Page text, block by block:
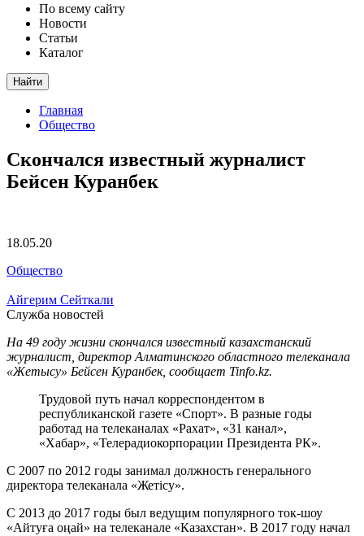
По всему сайту
Новости
Статьи
Каталог
Найти
Главная
Общество
Скончался известный журналист
Бейсен Куранбек
18.05.20
Общество
Айгерим Сейткали
Служба новостей
На 49 году жизни скончался известный казахстанский
журналист, директор Алматинского областного телеканала
«Жетысу» Бейсен Куранбек, сообщает Tinfo.kz.
Трудовой путь начал корреспондентом в
республиканской газете «Спорт». В разные годы
работад на телеканалах «Рахат», «31 канал»,
«Хабар», «Телерадиокорпорации Президента РК».
С 2007 по 2012 годы занимал должность генерального
директора телеканала «Жетісу».
С 2013 до 2017 годы был ведущим популярного ток-шоу
«Айтуға оңай» на телеканале «Казахстан». В 2017 году начал